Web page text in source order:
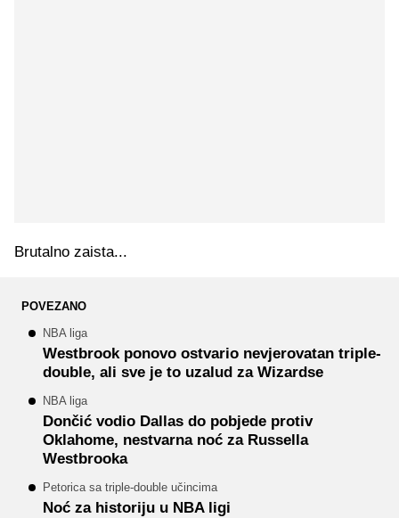
Brutalno zaista...
POVEZANO
NBA liga
Westbrook ponovo ostvario nevjerovatan triple-
double, ali sve je to uzalud za Wizardse
NBA liga
Dončić vodio Dallas do pobjede protiv
Oklahome, nestvarna noć za Russella
Westbrooka
Petorica sa triple-double učincima
Noć za historiju u NBA ligi